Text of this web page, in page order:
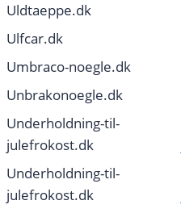
Uldtaeppe.dk
Ulfcar.dk
Umbraco-noegle.dk
Unbrakonoegle.dk
Underholdning-til-
julefrokost.dk
Underholdning-til-
julefrokost.dk